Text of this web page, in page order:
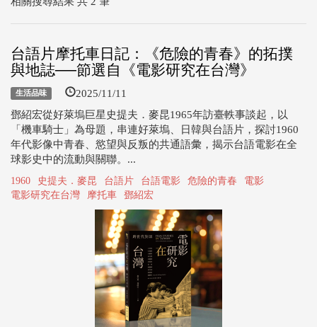
台語片摩托車日記：《危險的青春》的拓撲
與地誌──節選自《電影研究在台灣》
生活品味 2025/11/11
鄧紹宏從好萊塢巨星史提夫．麥昆1965年訪臺軼事談起，以
「機車騎士」為母題，串連好萊塢、日韓與台語片，探討1960
年代影像中青春、慾望與反叛的共通語彙，揭示台語電影在全
球影史中的流動與關聯。...
1960 史提夫．麥昆 台語片 台語電影 危險的青春
電影
電影研究在台灣
摩托車 鄧紹宏